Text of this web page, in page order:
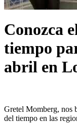
Conozca
tiempo
abril en
Gretel Momberg, nos
del tiempo en las